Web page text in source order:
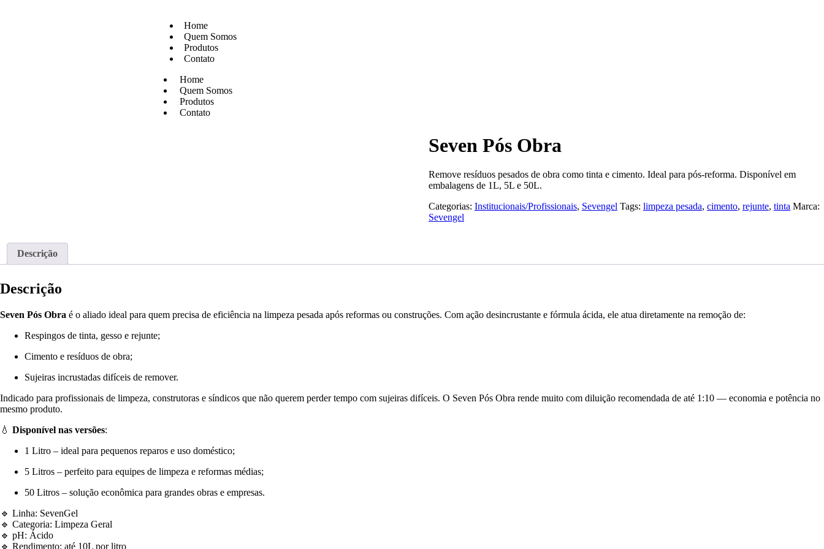
Home
Quem Somos
Produtos
Contato
Home
Quem Somos
Produtos
Contato
Seven Pós Obra
Remove resíduos pesados de obra como tinta e cimento. Ideal para pós-reforma. Disponível em
embalagens de 1L, 5L e 50L.
Categorias: Institucionais/Profissionais, Sevengel Tags: limpeza pesada, cimento, rejunte, tinta Marca:
Sevengel
Descrição
Descrição
Seven Pós Obra é o aliado ideal para quem precisa de eficiência na limpeza pesada após reformas ou construções. Com ação desincrustante e fórmula ácida, ele atua diretamente na remoção de:
Respingos de tinta, gesso e rejunte;
Cimento e resíduos de obra;
Sujeiras incrustadas difíceis de remover.
Indicado para profissionais de limpeza, construtoras e síndicos que não querem perder tempo com sujeiras difíceis. O Seven Pós Obra rende muito com diluição recomendada de até 1:10 — economia e potência no
mesmo produto.
💧 Disponível nas versões:
1 Litro – ideal para pequenos reparos e uso doméstico;
5 Litros – perfeito para equipes de limpeza e reformas médias;
50 Litros – solução econômica para grandes obras e empresas.
🔹 Linha: SevenGel
🔹 Categoria: Limpeza Geral
🔹 pH: Ácido
🔹 Rendimento: até 10L por litro